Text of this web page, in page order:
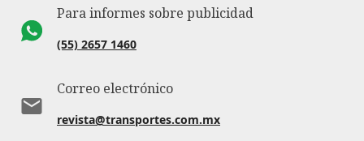
Para informes sobre publicidad
(55) 2657 1460
Correo electrónico
revista@transportes.com.mx